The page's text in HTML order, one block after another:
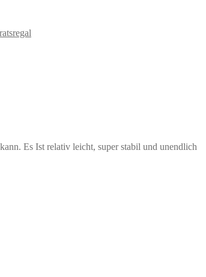
Es Ist relativ leicht, super stabil und unendlich